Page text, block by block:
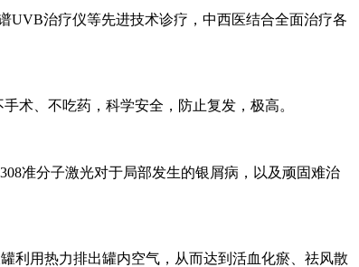
UVB治疗仪等先进技术诊疗，中西医结合全面治疗各
术、不吃药，科学安全，防止复发，极高。
准分子激光对于局部发生的银屑病，以及顽固难治
利用热力排出罐内空气，从而达到活血化瘀、祛风散